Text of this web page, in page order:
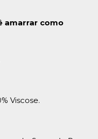
amarrar como
Viscose.